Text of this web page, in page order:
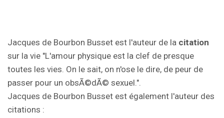
Jacques de Bourbon Busset est l'auteur de la citation
sur la vie "L'amour physique est la clef de presque
toutes les vies. On le sait, on n'ose le dire, de peur de
passer pour un obsÃ©dÃ© sexuel.".
Jacques de Bourbon Busset est également l'auteur des
citations :